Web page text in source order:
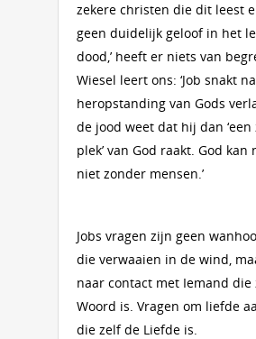
zekere christen die dit leest
geen duidelijk geloof in het
dood,’ heeft er niets van
Wiesel leert ons: ‘Job snakt
heropstanding van Gods
de jood weet dat hij dan ‘een
plek’ van God raakt. God kan
niet zonder mensen.’
Jobs vragen zijn geen
die verwaaien in de wind,
naar contact met Iemand die
Woord is. Vragen om liefde
die zelf de Liefde is.